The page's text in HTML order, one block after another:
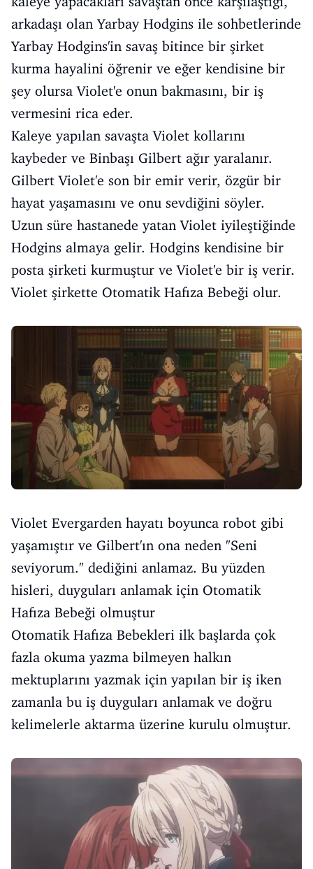
arkadaşı olan Yarbay Hodgins ile sohbetlerinde
Yarbay Hodgins'in savaş bitince bir şirket
kurma hayalini öğrenir ve eğer kendisine bir
şey olursa Violet'e onun bakmasını, bir iş
vermesini rica eder.
Kaleye yapılan savaşta Violet kollarını
kaybeder ve Binbaşı Gilbert ağır yaralanır.
Gilbert Violet'e son bir emir verir, özgür bir
hayat yaşamasını ve onu sevdiğini söyler.
Uzun süre hastanede yatan Violet iyileştiğinde
Hodgins almaya gelir. Hodgins kendisine bir
posta şirketi kurmuştur ve Violet'e bir iş verir.
Violet şirkette Otomatik Hafıza Bebeği olur.
Violet Evergarden hayatı boyunca robot gibi
yaşamıştır ve Gilbert'ın ona neden "Seni
seviyorum." dediğini anlamaz. Bu yüzden
hisleri, duyguları anlamak için Otomatik
Hafıza Bebeği olmuştur
Otomatik Hafıza Bebekleri ilk başlarda çok
fazla okuma yazma bilmeyen halkın
mektuplarını yazmak için yapılan bir iş iken
zamanla bu iş duyguları anlamak ve doğru
kelimelerle aktarma üzerine kurulu olmuştur.